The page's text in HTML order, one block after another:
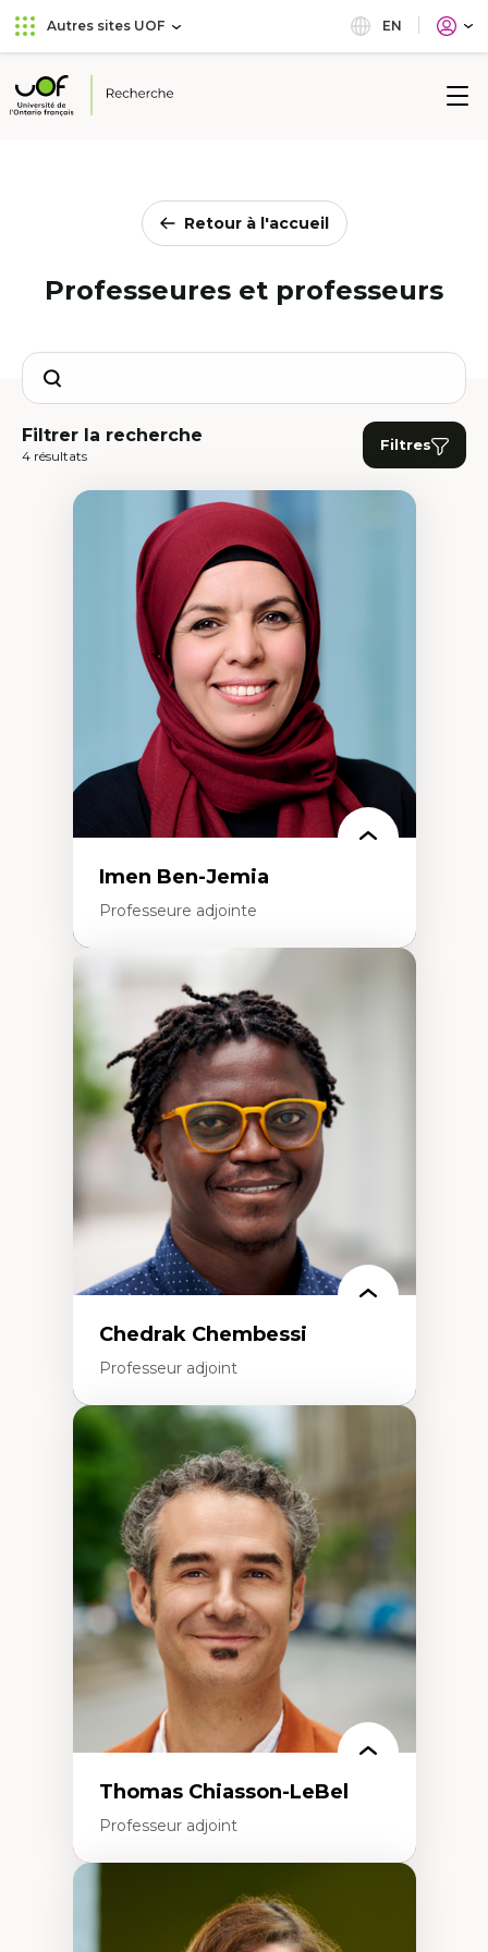
Aller
au
principal
Passer
au
Autres sites UOF EN
Université
Retour à l'accueil
Professeures et professeurs
Search
Filtrer la recherche
4 résultats
Filtres
Imen Ben-Jemia
Professeure adjointe
Expertises
Discours sur la ville et représentations
Mosquées, formes et usages au Canada
Reconnaissance et représentations des
communautés immigrantes dans l'espace
urbain
Design architectural et urbain
Patrimoine et patrimonialisation
Études postcoloniales et décolonisation des
savoirs
Chedrak Chembessi
Professeur adjoint
Économie circulaire
Modèles d’affaires durables
Histoire des faits économiques
Gestion durable des ressources naturelles
Écologie industrielle
Aménagement durable du territoire
Développement régional
Coopératives
Télétravail en milieu rural francophone
Transition socio-écologique
Thomas Chiasson-LeBel
Professeur adjoint
Théories du développement
Économie politique comparée